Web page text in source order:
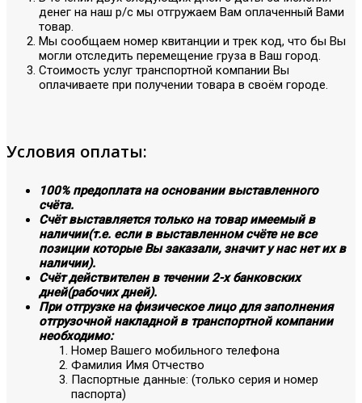
денег на наш р/с мы отгружаем Вам оплаченный Вами
товар.
Мы сообщаем номер квитанции и трек код, что бы Вы
могли отследить перемещение груза в Ваш город.
Стоимость услуг транспортной компании Вы
оплачиваете при получении товара в своём городе.
Условия оплаты:
100% предоплата на основании выставленного
счёта.
Счёт выставляется только на товар имеемый в
наличии(т.е. если в выставленном счёте не все
позиции которые Вы заказали, значит у нас нет их в
наличии).
Счёт действителен в течении 2-х банковских
дней(рабочих дней).
При отгрузке на физическое лицо для заполнения
отгрузочной накладной в транспортной компании
необходимо:
Номер Вашего мобильного телефона
Фамилия Имя Отчество
Паспортные данные: (только серия и номер
паспорта)